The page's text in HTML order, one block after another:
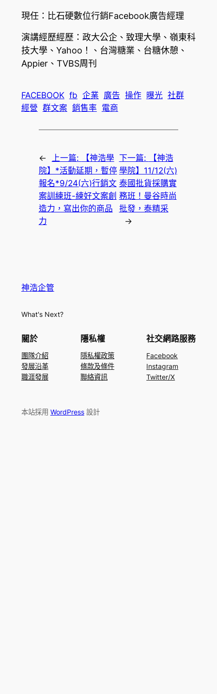
現任：比石硬數位行銷Facebook廣告經理
演講經歷經歷：政大公企、致理大學、嶺東科
技大學、Yahoo！、台灣糖業、台糖休憩、
Appier、TVBS周刊
FACEBOOK fb 企業 廣告 操作 曝光 社群
經營 群文案 銷售率 電商
← 上一篇:
【神浩學
院】*活動延期，暫停
報名*9/24(六)行銷文
案訓練班-練好文案創
造力，寫出你的商品
力
下一篇:
【神浩
學院】11/12(六)
泰國批貨採購實
務班！曼谷時尚
批發，泰精采
→
神浩企管
What's Next?
關於
團隊介紹
發展沿革
職涯發展
隱私權
隱私權政策
條款及條件
聯絡資訊
社交網路服務
Facebook
Instagram
Twitter/X
本站採用 WordPress設計